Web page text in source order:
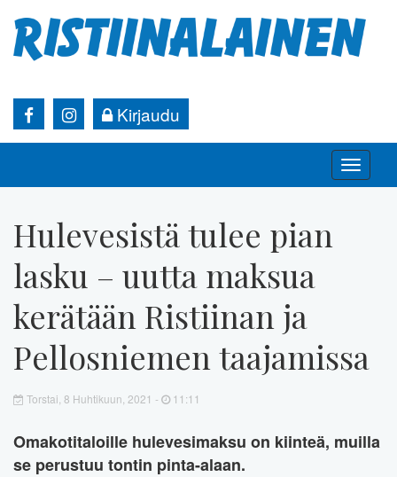
Kirjaudu
Toggle
Hulevesistä tulee pian
lasku – uutta maksua
kerätään Ristiinan ja
Pellosniemen taajamissa
Torstai, 8 Huhtikuun, 2021 - 11:11
Omakotitaloille hulevesimaksu on kiinteä, muilla
se perustuu tontin pinta-alaan.